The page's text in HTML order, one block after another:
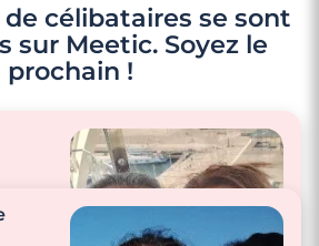
célibataires se sont
sur Meetic. Soyez le
prochain !